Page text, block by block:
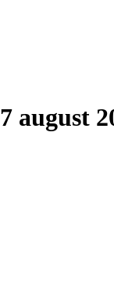
7 august